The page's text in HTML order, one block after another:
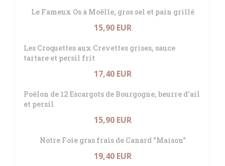
Le Fameux Os à Moëlle, gros sel et pain grillé
15,90 EUR
Les Croquettes aux Crevettes grises, sauce
tartare et persil frit
17,40 EUR
Poêlon de 12 Escargots de Bourgogne, beurre d'ail
et persil
15,90 EUR
Notre Foie gras frais de Canard "Maison"
19,40 EUR